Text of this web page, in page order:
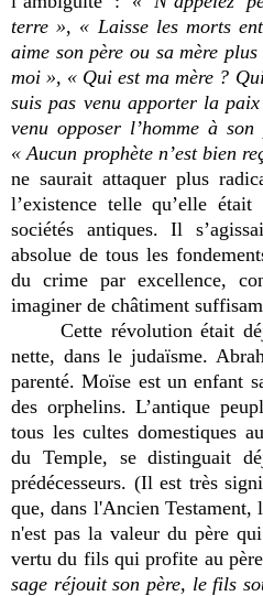
terre », « Laisse les morts
aime son père ou sa mère
moi », « Qui est ma mère ?
suis pas venu apporter la
venu opposer l’homme à
« Aucun prophète n’est bien
ne saurait attaquer plus
l’existence telle qu’elle
sociétés antiques. Il
absolue de tous les
du crime par excellence,
imaginer de châtiment
Cette révolution était
nette, dans le judaïsme.
parenté. Moïse est un enfant
des orphelins. L’antique
tous les cultes domestiques
du Temple, se distinguait
prédécesseurs. (Il est très
que, dans l'Ancien Testament,
n'est pas la valeur du père
vertu du fils qui profite au
sage réjouit son père, le fils